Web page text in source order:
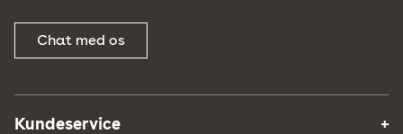
Chat med os
Kundeservice